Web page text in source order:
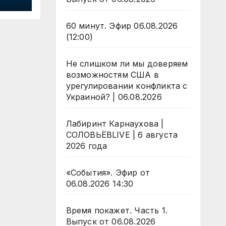
60 минут. Эфир 06.08.2026
(12:00)
Не слишком ли мы доверяем
возможностям США в
урегулировании конфликта с
Украиной? | 06.08.2026
Лабиринт Карнаухова |
СОЛОВЬЁВLIVE | 6 августа
2026 года
«События». Эфир от
06.08.2026 14:30
Время покажет. Часть 1.
Выпуск от 06.08.2026